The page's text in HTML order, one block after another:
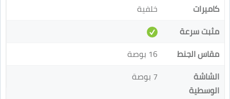
كاميرات
خلفية
مثبت سرعة
مقاس الجنط
16 بوصة
الشاشة
الوسطية
7 بوصة